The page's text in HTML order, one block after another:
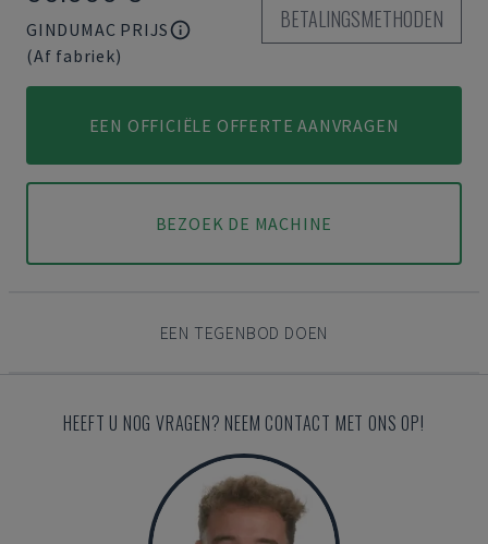
GINDUMAC PRIJS
(Af fabriek)
BETALINGSMETHODEN
EEN OFFICIËLE OFFERTE AANVRAGEN
BEZOEK DE MACHINE
EEN TEGENBOD DOEN
HEEFT U NOG VRAGEN? NEEM CONTACT MET ONS OP!